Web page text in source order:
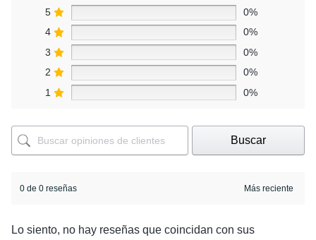
5
0%
4
0%
3
0%
2
0%
1
0%
Buscar
0 de 0 reseñas
Lo siento, no hay reseñas que coincidan con sus